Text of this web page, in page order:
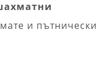
и пътнически